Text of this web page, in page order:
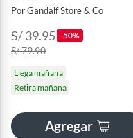
Por Gandalf Store & Co
S/ 39.95 -50%
S/ 79.90
Llega mañana
Retira mañana
Agregar